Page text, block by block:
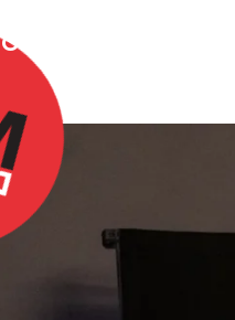
Over Omdenken